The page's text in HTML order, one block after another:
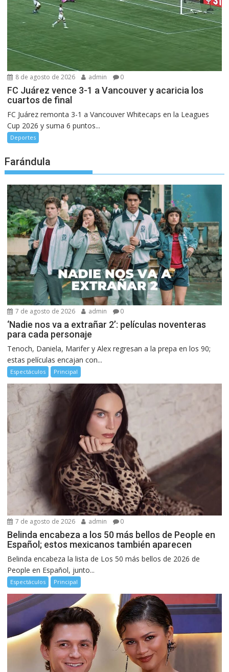
8 de agosto de 2026 admin 0
FC Juárez vence 3-1 a Vancouver y acaricia los
cuartos de final
FC Juárez remonta 3-1 a Vancouver Whitecaps en la Leagues
Cup 2026 y suma 6 puntos...
Deportes
Farándula
7 de agosto de 2026 admin 0
‘Nadie nos va a extrañar 2’: películas noventeras
para cada personaje
Tenoch, Daniela, Marifer y Alex regresan a la prepa en los 90;
estas películas encajan con...
Espectáculos Principal
7 de agosto de 2026 admin 0
Belinda encabeza a los 50 más bellos de People en
Español; estos mexicanos también aparecen
Belinda encabeza la lista de Los 50 más bellos de 2026 de
People en Español, junto...
Espectáculos Principal